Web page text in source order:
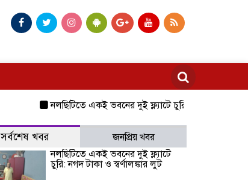
নলছিটিতে একই ভবনের দুই ফ্ল্যাটে চুরি: নগদ টাকা ও
সর্বশেষ খবর
জনপ্রিয় খবর
নলছিটিতে একই ভবনের দুই ফ্ল্যাটে
চুরি: নগদ টাকা ও স্বর্ণালঙ্কার লুট